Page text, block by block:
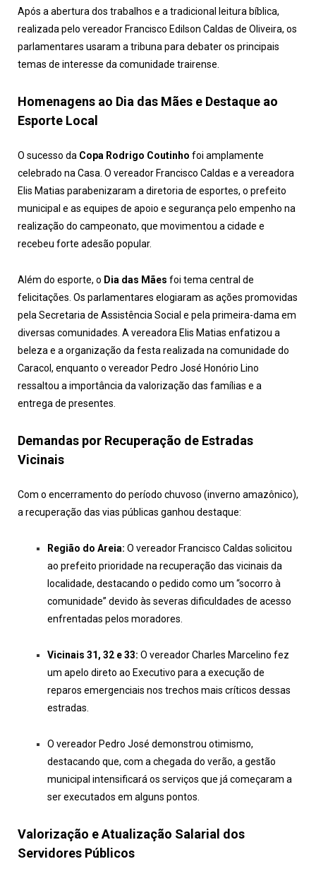
Após a abertura dos trabalhos e a tradicional leitura bíblica,
realizada pelo vereador Francisco Edilson Caldas de Oliveira, os
parlamentares usaram a tribuna para debater os principais
temas de interesse da comunidade trairense.
Homenagens ao Dia das Mães e Destaque ao
Esporte Local
O sucesso da Copa Rodrigo Coutinho foi amplamente
celebrado na Casa. O vereador Francisco Caldas e a vereadora
Elis Matias parabenizaram a diretoria de esportes, o prefeito
municipal e as equipes de apoio e segurança pelo empenho na
realização do campeonato, que movimentou a cidade e
recebeu forte adesão popular.
Além do esporte, o Dia das Mães foi tema central de
felicitações. Os parlamentares elogiaram as ações promovidas
pela Secretaria de Assistência Social e pela primeira-dama em
diversas comunidades. A vereadora Elis Matias enfatizou a
beleza e a organização da festa realizada na comunidade do
Caracol, enquanto o vereador Pedro José Honório Lino
ressaltou a importância da valorização das famílias e a
entrega de presentes.
Demandas por Recuperação de Estradas
Vicinais
Com o encerramento do período chuvoso (inverno amazônico),
a recuperação das vias públicas ganhou destaque:
Região do Areia: O vereador Francisco Caldas solicitou
ao prefeito prioridade na recuperação das vicinais da
localidade, destacando o pedido como um “socorro à
comunidade” devido às severas dificuldades de acesso
enfrentadas pelos moradores.
Vicinais 31, 32 e 33: O vereador Charles Marcelino fez
um apelo direto ao Executivo para a execução de
reparos emergenciais nos trechos mais críticos dessas
estradas.
O vereador Pedro José demonstrou otimismo,
destacando que, com a chegada do verão, a gestão
municipal intensificará os serviços que já começaram a
ser executados em alguns pontos.
Valorização e Atualização Salarial dos
Servidores Públicos